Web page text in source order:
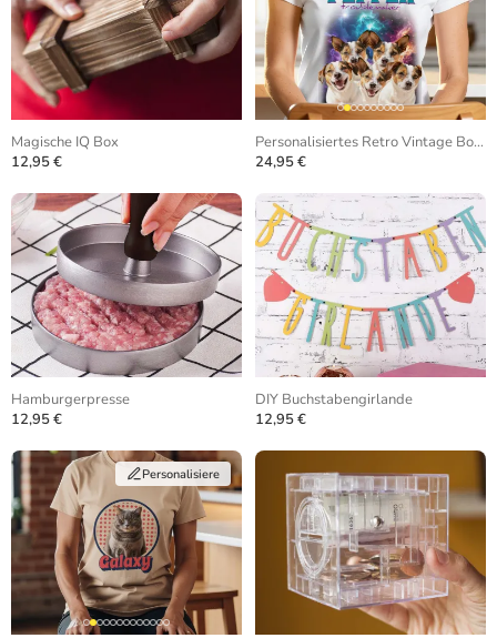
Magische IQ Box
12,95 €
Personalisiertes Retro Vintage Bootleg T-Shirt
24,95 €
Hamburgerpresse
12,95 €
DIY Buchstabengirlande
12,95 €
Personalisiere